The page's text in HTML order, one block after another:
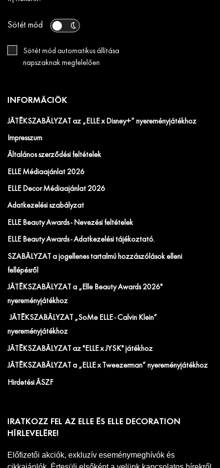
Sötét mód
Sötét mód automatikus állítása
napszaknak megfelelően
INFORMÁCIÓK
JÁTÉKSZABÁLYZAT az „ELLE x Disney+” nyereményjátékhoz
Impresszum
Általános szerződési feltételek
ELLE Médiaajánlat 2026
ELLE Decor Médiaajánlat 2026
Adatkezelési szabályzat
ELLE Beauty Awards - Nevezési feltételek
ELLE Beauty Awards - Adatkezelési tájékoztató.
SZABÁLYZAT a jogellenes tartalmú hozzászólások elleni
fellépésről
JÁTÉKSZABÁLYZAT a „Elle Beauty Awards 2026"
nyereményjátékhoz
JÁTÉKSZABÁLYZAT „SoMe ELLE - Calvin Klein”
nyereményjátékhoz
JÁTÉKSZABÁLYZAT az "ELLE x JYSK" játékhoz
JÁTÉKSZABÁLYZAT a „ELLE x Tweezerman” nyereményjátékhoz
Hirdetési ÁSZF
IRATKOZZ FEL AZ ELLE ÉS ELLE DECORATION
HÍRLEVELÉRE!
Előfizetői akciók, exkluzív eseménymeghívók és